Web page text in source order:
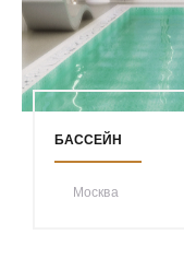
БАССЕЙН
Москва